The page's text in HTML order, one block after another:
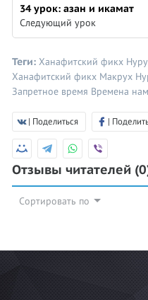
34 урок: азан и икамат
Следующий урок
Теги: Ханафитский фикх
Ханафитский фикх Макрух
Запретное время Времена
| Поделиться |
Отзывы читателей
Сортировать по